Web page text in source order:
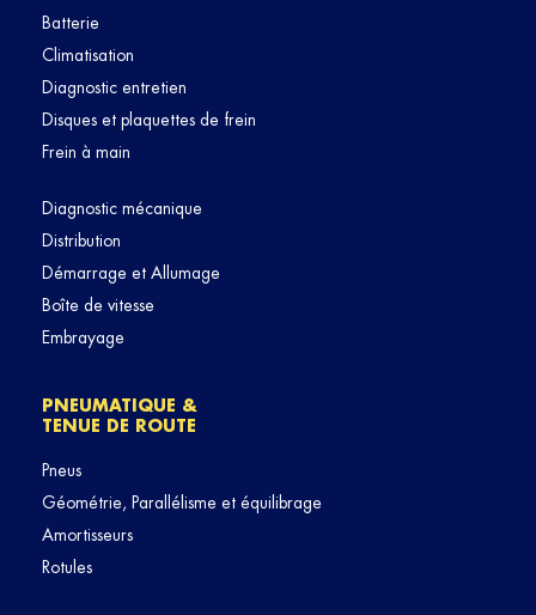
Batterie
Climatisation
Diagnostic entretien
Disques et plaquettes de frein
Frein à main
Diagnostic mécanique
Distribution
Démarrage et Allumage
Boîte de vitesse
Embrayage
PNEUMATIQUE &
TENUE DE ROUTE
Pneus
Géométrie, Parallélisme et équilibrage
Amortisseurs
Rotules